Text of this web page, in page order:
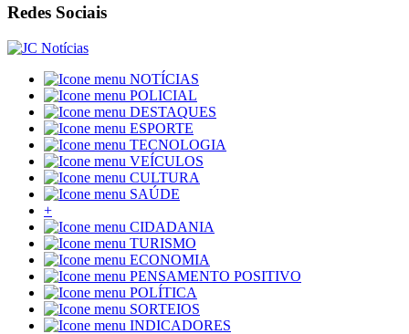
Redes Sociais
NOTÍCIAS
POLICIAL
DESTAQUES
ESPORTE
TECNOLOGIA
VEÍCULOS
CULTURA
SAÚDE
+
CIDADANIA
TURISMO
ECONOMIA
PENSAMENTO POSITIVO
POLÍTICA
SORTEIOS
INDICADORES